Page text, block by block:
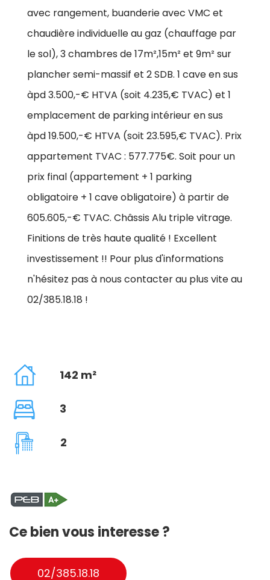
avec rangement, buanderie avec VMC et
chaudière individuelle au gaz (chauffage par
le sol), 3 chambres de 17m²,15m² et 9m² sur
plancher semi-massif et 2 SDB. 1 cave en sus
àpd 3.500,-€ HTVA (soit 4.235,€ TVAC) et 1
emplacement de parking intérieur en sus
àpd 19.500,-€ HTVA (soit 23.595,€ TVAC). Prix
appartement TVAC : 577.775€. Soit pour un
prix final (appartement + 1 parking
obligatoire + 1 cave obligatoire) à partir de
605.605,-€ TVAC. Châssis Alu triple vitrage.
Finitions de très haute qualité ! Excellent
investissement !! Pour plus d'informations
n'hésitez pas à nous contacter au plus vite au
02/385.18.18 !
142 m²
3
2
Ce bien vous interesse ?
02/385.18.18